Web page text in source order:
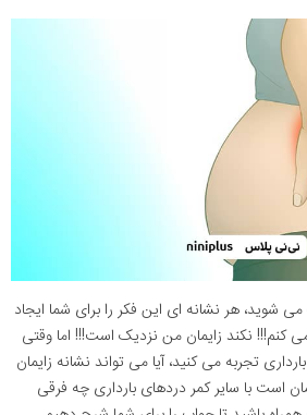
شوید، هر نشانه ای این فکر را برای شما ایجاد
کنم!!! نکند زایمان من نزدیک است!!! اما وقتی
تجربه می کنید، آیا می تواند نشانه زایمان
است با سایر کمر دردهای بارداری چه فرقی